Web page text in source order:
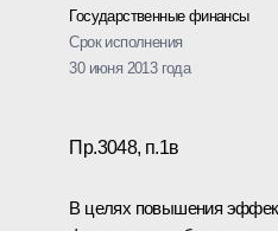
Государственные финансы
Срок исполнения
30 июня 2013 года
Пр.3048, п.1в
В целях повышения